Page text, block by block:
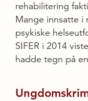
rehabilitering
Mange innsatte i
psykiske
SIFER i 2014
hadde tegn på